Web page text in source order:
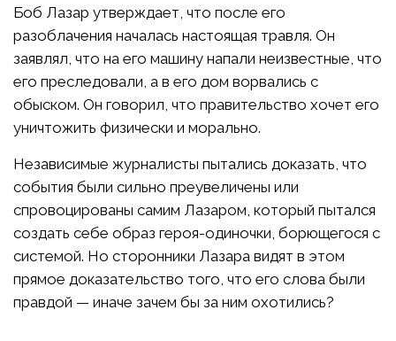
Боб Лазар утверждает, что после его
разоблачения началась настоящая травля. Он
заявлял, что на его машину напали неизвестные, что
его преследовали, а в его дом ворвались с
обыском. Он говорил, что правительство хочет его
уничтожить физически и морально.
Независимые журналисты пытались доказать, что
события были сильно преувеличены или
спровоцированы самим Лазаром, который пытался
создать себе образ героя-одиночки, борющегося с
системой. Но сторонники Лазара видят в этом
прямое доказательство того, что его слова были
правдой — иначе зачем бы за ним охотились?